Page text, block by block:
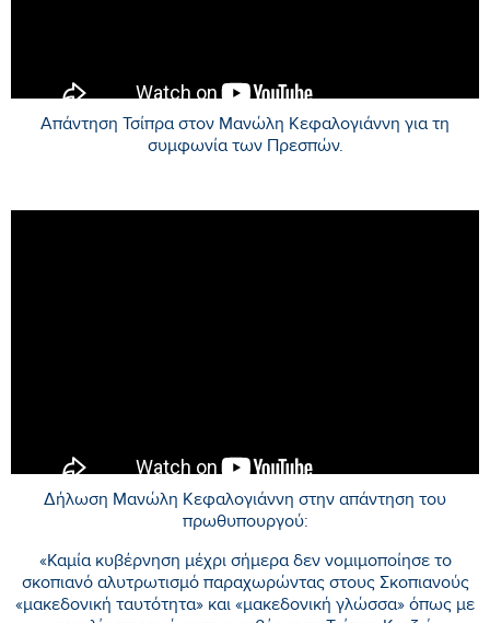
Απάντηση Τσίπρα στον Μανώλη Κεφαλογιάννη για τη
συμφωνία των Πρεσπών.
Δήλωση Μανώλη Κεφαλογιάννη στην απάντηση του
πρωθυπουργού:
«Καμία κυβέρνηση μέχρι σήμερα δεν νομιμοποίησε το
σκοπιανό αλυτρωτισμό παραχωρώντας στους Σκοπιανούς
«μακεδονική ταυτότητα» και «μακεδονική γλώσσα» όπως με